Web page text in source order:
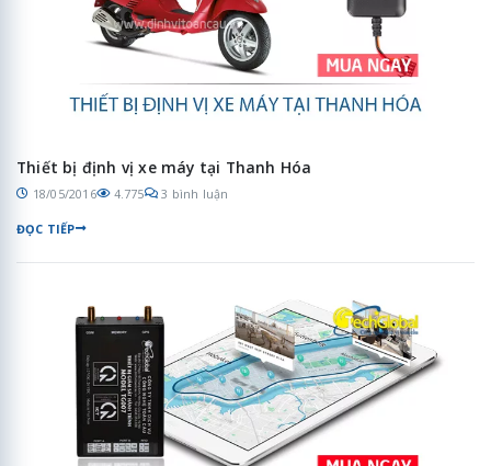
Thiết bị định vị xe máy tại Thanh Hóa
18/05/2016 4.775 3 bình luận
ĐỌC TIẾP